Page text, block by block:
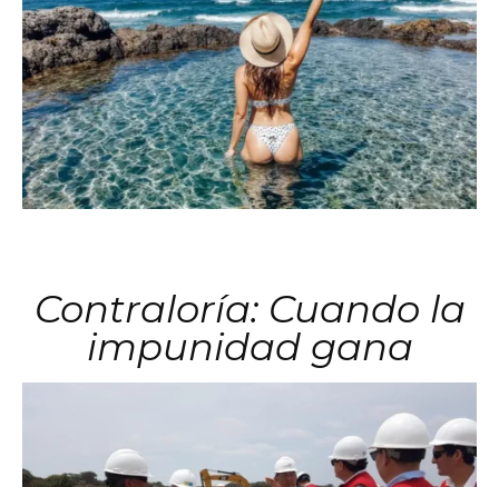
Contraloría: Cuando la
impunidad gana